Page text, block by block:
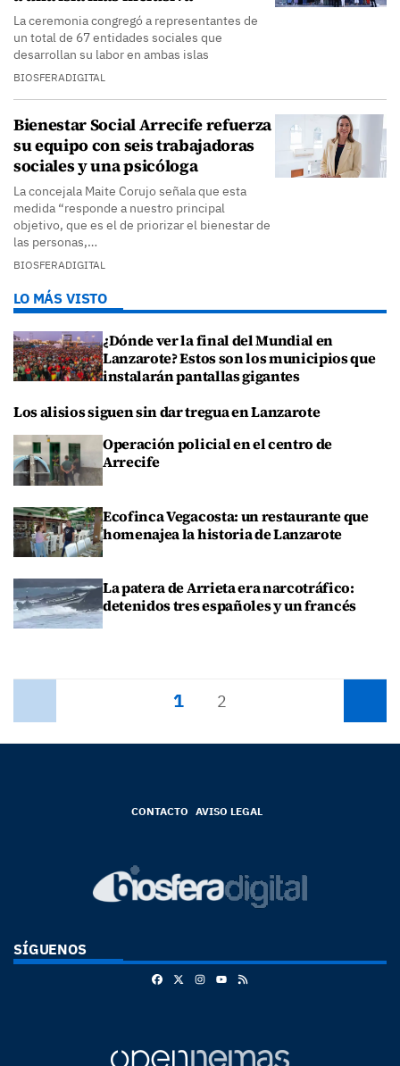
La ceremonia congregó a representantes de
un total de 67 entidades sociales que
desarrollan su labor en ambas islas
BIOSFERADIGITAL
Bienestar Social Arrecife refuerza
su equipo con seis trabajadoras
sociales y una psicóloga
La concejala Maite Corujo señala que esta
medida “responde a nuestro principal
objetivo, que es el de priorizar el bienestar de
las personas,…
BIOSFERADIGITAL
LO MÁS VISTO
¿Dónde ver la final del Mundial en
Lanzarote? Estos son los municipios que
instalarán pantallas gigantes
Los alisios siguen sin dar tregua en Lanzarote
Operación policial en el centro de
Arrecife
Ecofinca Vegacosta: un restaurante que
homenajea la historia de Lanzarote
La patera de Arrieta era narcotráfico:
detenidos tres españoles y un francés
1 2
CONTACTO AVISO LEGAL
SÍGUENOS
FacebookInstagram